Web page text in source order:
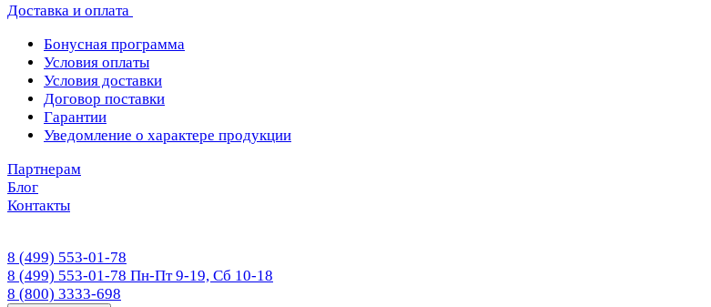
Доставка и оплата
Бонусная программа
Условия оплаты
Условия доставки
Договор поставки
Гарантии
Уведомление о характере продукции
Партнерам
Блог
Контакты
8 (499) 553-01-78
8 (499) 553-01-78 Пн-Пт 9-19, Сб 10-18
8 (800) 3333-698